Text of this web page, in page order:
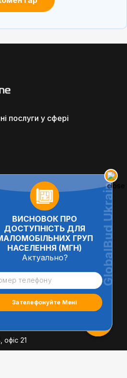
ВИСНОВОК ПРО
ДОСТУПНІСТЬ ДЛЯ
ГРУП
НАСЕЛЕННЯ (МГН)
Актуально?
послуги у сфері
21